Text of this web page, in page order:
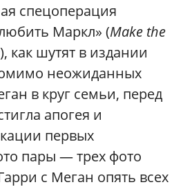
спецоперация
Маркл» (Make the
), как шутят в издании
неожиданных
в круг семьи, перед
апогея и
первых
пары — трех фото
с Меган опять всех